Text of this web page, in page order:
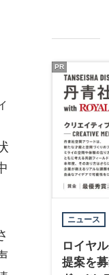
ニュース
ロイヤ
提案を
PR